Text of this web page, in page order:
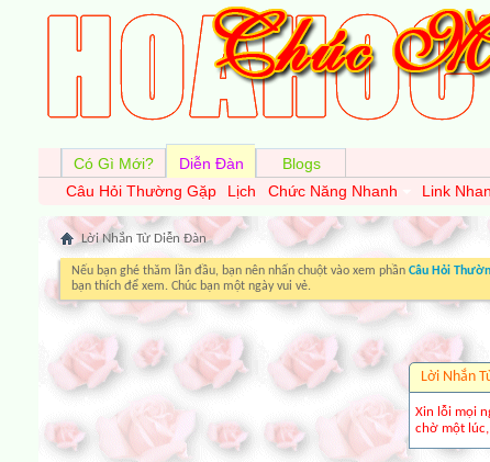
Có Gì Mới?
Diễn Đàn
Câu Hỏi Thường Gặp
Lịch Chức Năng Nhanh Link
Blogs
Lời Nhắn Từ Diễn Ðàn
Nếu bạn ghé thăm lần đầu, bạn nên nhấn chuột vào xem phần Câu Hỏi
bạn thích để xem. Chúc bạn một ngày vui vẻ.
Lời Nhắn
Xin lỗi mọi
chờ một